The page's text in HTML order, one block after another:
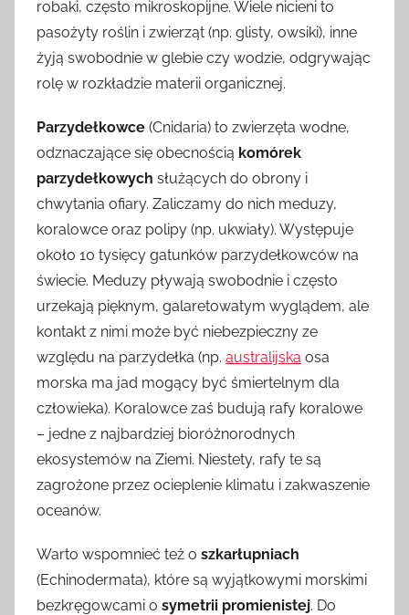
robaki, często mikroskopijne. Wiele nicieni to
pasożyty roślin i zwierząt (np. glisty, owsiki), inne
żyją swobodnie w glebie czy wodzie, odgrywając
rolę w rozkładzie materii organicznej.
Parzydełkowce (Cnidaria) to zwierzęta wodne,
odznaczające się obecnością komórek
parzydełkowych służących do obrony i
chwytania ofiary. Zaliczamy do nich meduzy,
koralowce oraz polipy (np. ukwiały). Występuje
około 10 tysięcy gatunków parzydełkowców na
świecie. Meduzy pływają swobodnie i często
urzekają pięknym, galaretowatym wyglądem, ale
kontakt z nimi może być niebezpieczny ze
względu na parzydełka (np. australijska osa
morska ma jad mogący być śmiertelnym dla
człowieka). Koralowce zaś budują rafy koralowe
– jedne z najbardziej bioróżnorodnych
ekosystemów na Ziemi. Niestety, rafy te są
zagrożone przez ocieplenie klimatu i zakwaszenie
oceanów.
Warto wspomnieć też o szkarłupniach
(Echinodermata), które są wyjątkowymi morskimi
bezkręgowcami o symetrii promienistej. Do